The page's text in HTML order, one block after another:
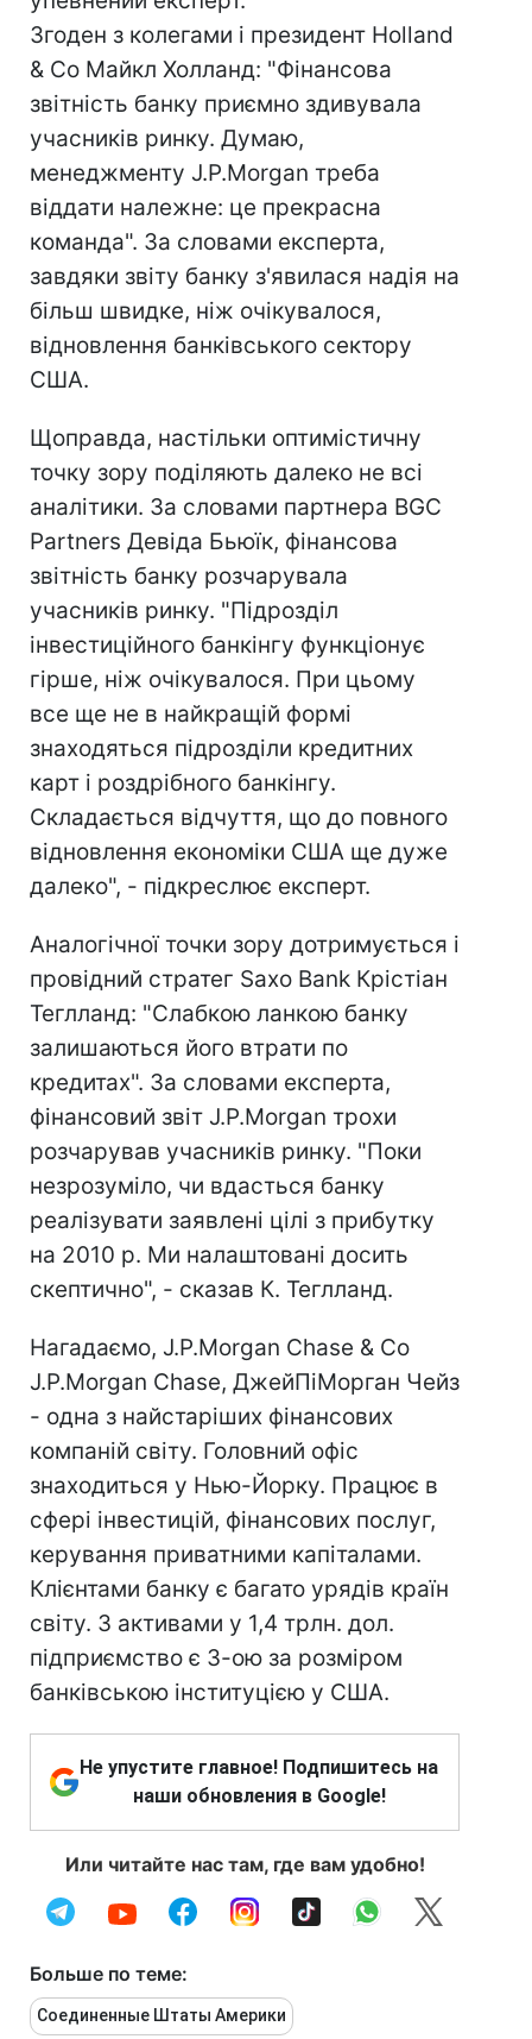
Згоден з колегами і президент Holland
& Co Майкл Холланд: "Фінансова
звітність банку приємно здивувала
учасників ринку. Думаю,
менеджменту J.P.Morgan треба
віддати належне: це прекрасна
команда". За словами експерта,
завдяки звіту банку з'явилася надія на
більш швидке, ніж очікувалося,
відновлення банківського сектору
США.
Щоправда, настільки оптимістичну
точку зору поділяють далеко не всі
аналітики. За словами партнера BGC
Partners Девіда Бьюїк, фінансова
звітність банку розчарувала
учасників ринку. "Підрозділ
інвестиційного банкінгу функціонує
гірше, ніж очікувалося. При цьому
все ще не в найкращій формі
знаходяться підрозділи кредитних
карт і роздрібного банкінгу.
Складається відчуття, що до повного
відновлення економіки США ще дуже
далеко", - підкреслює експерт.
Аналогічної точки зору дотримується і
провідний стратег Saxo Bank Крістіан
Теглланд: "Слабкою ланкою банку
залишаються його втрати по
кредитах". За словами експерта,
фінансовий звіт J.P.Morgan трохи
розчарував учасників ринку. "Поки
незрозуміло, чи вдасться банку
реалізувати заявлені цілі з прибутку
на 2010 р. Ми налаштовані досить
скептично", - сказав К. Теглланд.
Нагадаємо, J.P.Morgan Chase & Co
J.P.Morgan Chase, ДжейПіМорган Чейз
- одна з найстаріших фінансових
компаній світу. Головний офіс
знаходиться у Нью-Йорку. Працює в
сфері інвестицій, фінансових послуг,
керування приватними капіталами.
Клієнтами банку є багато урядів країн
світу. З активами у 1,4 трлн. дол.
підприємство є 3-ою за розміром
банківською інституцією у США.
Не упустите главное! Подпишитесь на
наши обновления в Google!
Или читайте нас там, где вам удобно!
Больше по теме:
Соединенные Штаты Америки